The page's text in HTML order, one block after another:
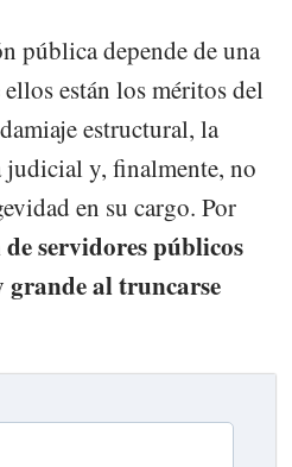
pública depende de una
están los méritos del
estructural, la
judicial y, finalmente, no
en su cargo. Por
servidores públicos
al truncarse